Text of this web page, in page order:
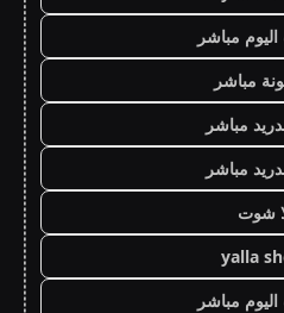
اليوم مباشر
مباشر
مباشر
مباشر
شوت
yalla
اليوم مباشر